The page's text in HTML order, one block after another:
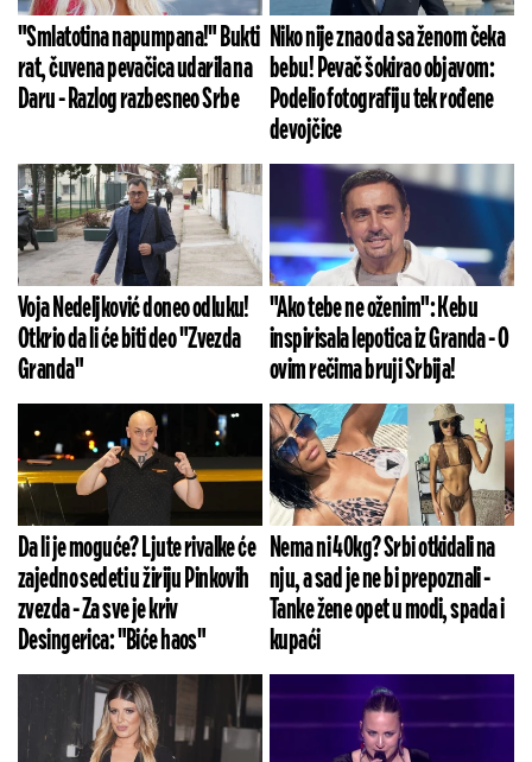
"Smlatotina napumpana!" Bukti
rat, čuvena pevačica udarila na
Daru - Razlog razbesneo Srbe
Niko nije znao da sa ženom čeka
bebu! Pevač šokirao objavom:
Podelio fotografiju tek rođene
devojčice
Voja Nedeljković doneo odluku!
Otkrio da li će biti deo "Zvezda
Granda"
"Ako tebe ne oženim": Kebu
inspirisala lepotica iz Granda - O
ovim rečima bruji Srbija!
Da li je moguće? Ljute rivalke će
zajedno sedeti u žiriju Pinkovih
zvezda - Za sve je kriv
Desingerica: "Biće haos"
Nema ni 40kg? Srbi otkidali na
nju, a sad je ne bi prepoznali -
Tanke žene opet u modi, spada i
kupaći